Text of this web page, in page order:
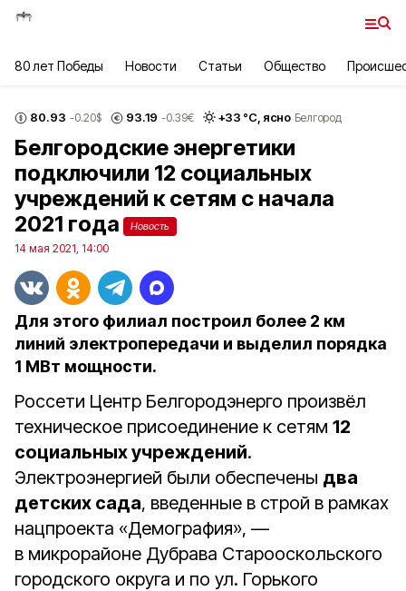
80 лет Победы Новости Статьи Общество
80.93 -0.20$ 93.19 -0.39€ +33 °С, ясно Белгород
Белгородские энергетики
подключили 12 социальных
учреждений к сетям с начала
2021 года
Новость
14 мая 2021, 14:00
Для этого филиал построил более 2 км
линий электропередачи и выделил порядка
1 МВт мощности.
Россети Центр Белгородэнерго произвёл
техническое присоединение к сетям 12
социальных учреждений.
Электроэнергией были обеспечены два
детских сада, введенные в строй в рамках
нацпроекта «Демография», —
в микрорайоне Дубрава Старооскольского
городского округа и по ул. Горького